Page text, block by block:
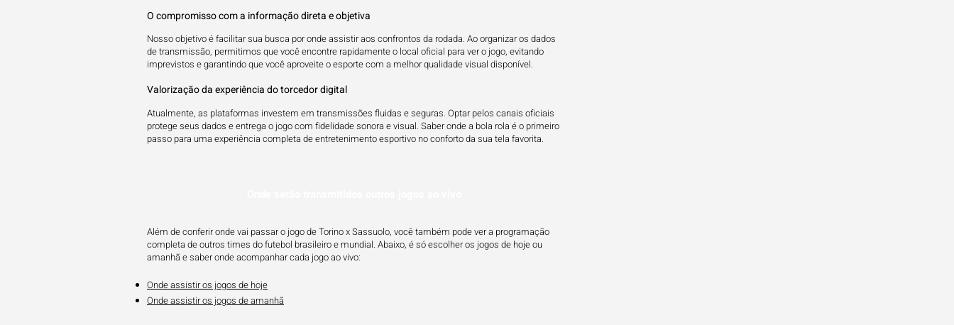
O compromisso com a informação direta e objetiva
Nosso objetivo é facilitar sua busca por onde assistir aos confrontos da rodada. Ao organizar os dados
de transmissão, permitimos que você encontre rapidamente o local oficial para ver o jogo, evitando
imprevistos e garantindo que você aproveite o esporte com a melhor qualidade visual disponível.
Valorização da experiência do torcedor digital
Atualmente, as plataformas investem em transmissões fluidas e seguras. Optar pelos canais oficiais
protege seus dados e entrega o jogo com fidelidade sonora e visual. Saber onde a bola rola é o primeiro
passo para uma experiência completa de entretenimento esportivo no conforto da sua tela favorita.
Além de conferir onde vai passar o jogo de Torino x Sassuolo, você também pode ver a programação
completa de outros times do futebol brasileiro e mundial. Abaixo, é só escolher os jogos de hoje ou
amanhã e saber onde acompanhar cada jogo ao vivo:
Onde assistir os jogos de hoje
Onde assistir os jogos de amanhã